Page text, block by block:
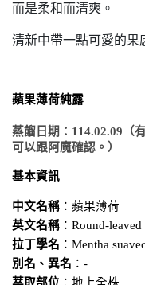
而是柔和而清爽。
清新中帶一點可愛的果
蘋果薄荷純露
蒸餾日期：114.02.09（
可以跟阿魔確認。）
基本資訊
中文名稱 ：蘋果薄荷
英文名稱 ：Round-
拉丁學名 ：Mentha
別名、異名 ：-